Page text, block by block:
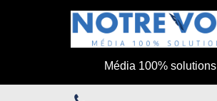
Média 100% solutions